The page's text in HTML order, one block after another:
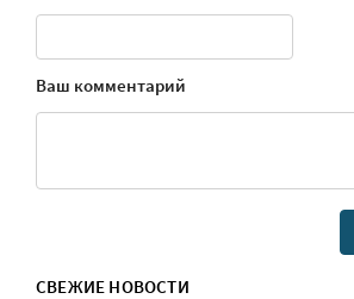
Ваш комментарий
СВЕЖИЕ НОВОСТИ